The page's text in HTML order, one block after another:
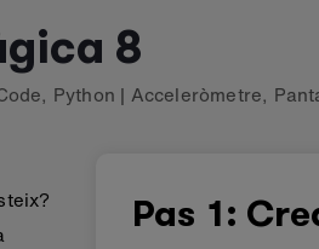
8
, Python | Acceleròmetre,
Pas 1: